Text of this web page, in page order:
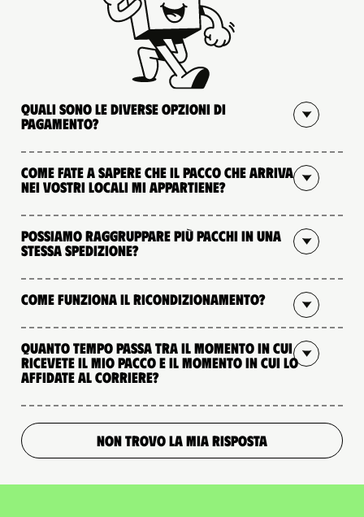
Quali sono le diverse opzioni di
pagamento?
Come fate a sapere che il pacco che arriva
nei vostri locali mi appartiene?
Possiamo raggruppare più pacchi in una
stessa spedizione?
Come funziona il ricondizionamento?
Quanto tempo passa tra il momento in cui
ricevete il mio pacco e il momento in cui lo
affidate al corriere?
NON TROVO LA MIA RISPOSTA